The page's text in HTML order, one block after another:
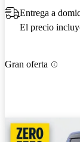
Entrega a
El precio
Gran oferta